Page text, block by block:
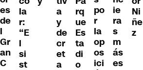
es
de
l
Gr
an
C
la
r:
“E
l
si
st
a
y
de
cr
et
a
rq
ue
Es
ta
di
o
po
r
la
op
os
ici
ie
ra
s
m
ás
es
Ni
ñe
z